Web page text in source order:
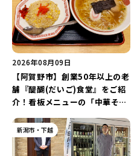
2026年08月09日
【阿賀野市】創業50年以上の老
舗『醍醐(だいご)食堂』をご紹
介！看板メニューの「中華そば
ム満点の「焼肉定食」を堪能し
よう♪
新潟市・下越